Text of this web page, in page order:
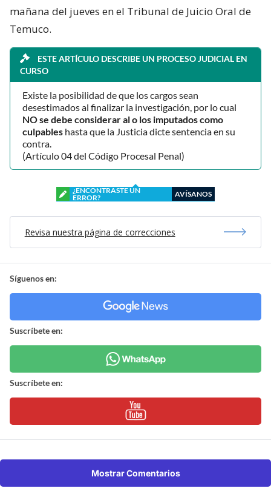
mañana del jueves en el Tribunal de Juicio Oral de
Temuco.
ESTE ARTÍCULO DESCRIBE UN PROCESO JUDICIAL EN
CURSO
Existe la posibilidad de que los cargos sean
desestimados al finalizar la investigación, por lo cual
NO se debe considerar al o los imputados como
culpables hasta que la Justicia dicte sentencia en su
contra.
(Artículo 04 del Código Procesal Penal)
¿ENCONTRASTE UN
ERROR?
AVÍSANOS
Revisa nuestra página de correcciones
Síguenos en:
Suscríbete en:
Suscríbete en:
Mostrar Comentarios